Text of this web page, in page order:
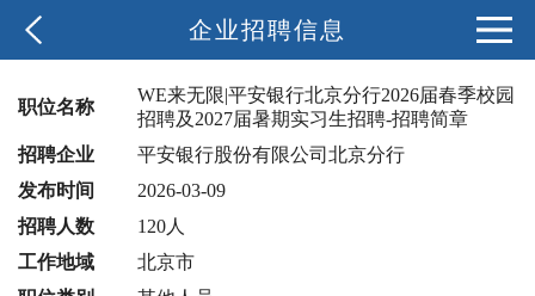
企业招聘信息
职位名称
WE来无限|平安银行北京分行2026届春季校园
招聘及2027届暑期实习生招聘-招聘简章
招聘企业
平安银行股份有限公司北京分行
发布时间
2026-03-09
招聘人数
120人
工作地域
北京市